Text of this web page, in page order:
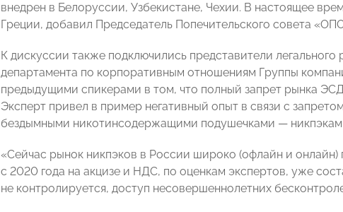
внедрен в Белоруссии, Узбекистане, Чехии. В настоящее
Греции, добавил Председатель Попечительского совета
К дискуссии также подключились представители
департамента по корпоративным отношениям Группы
предыдущими спикерами в том, что полный запрет рынка
Эксперт привел в пример негативный опыт в связи с
бездымными никотинсодержащими подушечками —
«Сейчас рынок никпэков в России широко (офлайн и онлайн)
c 2020 года на акцизе и НДС, по оценкам экспертов, уже
не контролируется, доступ несовершеннолетних